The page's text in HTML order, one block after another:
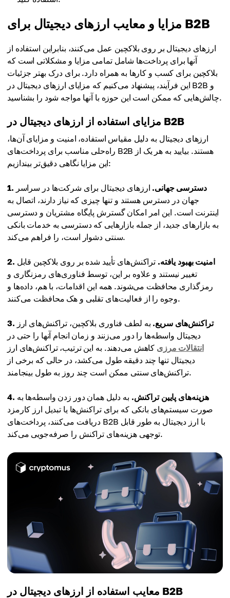
مزایا و معایب ارزهای دیجیتال برای B2B
ارزهای دیجیتال بر روی بلاکچین عمل می‌کنند، بنابراین استفاده از
آنها برای پرداخت‌ها شامل تمامی مزایا و مشکلاتی است که
بلاکچین برای کسب و کارها به همراه دارد. برای درک بهتر جزئیات
این فرآیند، پیشنهاد می‌کنیم که مزایای ارزهای دیجیتال در B2B و
چالش‌هایی که ممکن است این حوزه با آنها مواجه شود را بشناسید.
مزایای استفاده از ارزهای دیجیتال در B2B
ارزهای دیجیتال به دلیل مقیاس استفاده، امنیت و مزایای آن‌ها،
راه‌حلی مناسب برای پرداخت‌های B2B هستند. بیایید به هر یک از
این مزایا نگاهی دقیق‌تر بیندازیم:
1. دسترسی جهانی. ارزهای دیجیتال برای شرکت‌ها در سراسر
جهان در دسترس هستند و تنها چیزی که نیاز دارند، اتصال به
اینترنت است. این امر امکان گسترش پایگاه مشتریان و دسترسی
به بازارهای جدید، از جمله بازارهایی که دسترسی به خدمات بانکی
سنتی دشوار است، را فراهم می‌کند.
2. امنیت بهبود یافته. تراکنش‌های تأیید شده بر روی بلاکچین قابل
تغییر نیستند و علاوه بر این، توسط فناوری‌های رمزنگاری و
رمزگذاری محافظت می‌شوند. همه این اقدامات، با هم، داده‌ها و
وجوه را از فعالیت‌های تقلبی و هک محافظت می‌کنند.
3. تراکنش‌های سریع. به لطف فناوری بلاکچین، تراکنش‌های ارز
دیجیتال واسطه‌ها را دور می‌زنند و زمان انجام آنها را حتی در
انتقالات مرزی کاهش می‌دهند. به این ترتیب، تراکنش‌های ارز
دیجیتال تنها چند دقیقه طول می‌کشد، در حالی که برخی از
تراکنش‌های سنتی ممکن است چند روز به طول بینجامند.
4. هزینه‌های پایین تراکنش. به دلیل همان دور زدن واسطه‌ها به
صورت سیستم‌های بانکی که برای تراکنش‌ها یا تبدیل ارز کارمزد
دریافت می‌کنند، پرداخت‌های B2B با ارز دیجیتال به طور قابل
توجهی هزینه‌های تراکنش را صرفه‌جویی می‌کند.
معایب استفاده از ارزهای دیجیتال در B2B